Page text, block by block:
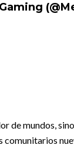
de mundos,
comunitarios